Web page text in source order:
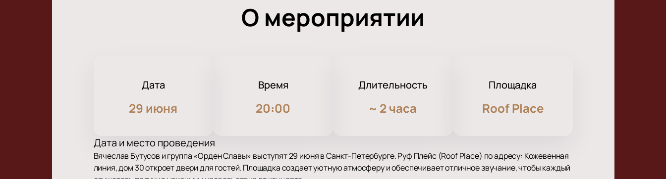
О мероприятии
Дата
29 июня
Время
20:00
Длительность
~ 2 часа
Площадка
Roof Place
Дата и место проведения
Вячеслав Бутусов и группа «Орден Славы» выступят 29 июня в Санкт-Петербурге. Руф Плейс (Roof Place) по адресу: Кожевенная
линия, дом 30 откроет двери для гостей. Площадка создает уютную атмосферу и обеспечивает отличное звучание, чтобы каждый